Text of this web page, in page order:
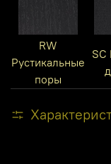
RW
Рустикальные
поры
SC